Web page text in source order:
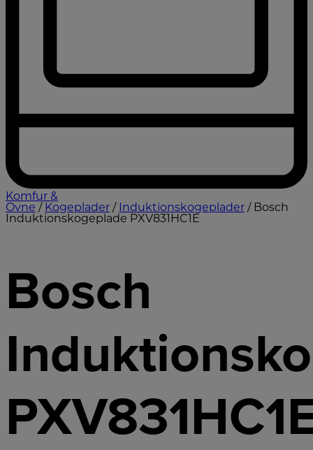
Komfur &
Ovne / Kogeplader / Induktionskogeplader / Bosch
Induktionskogeplade PXV831HC1E
Bosch